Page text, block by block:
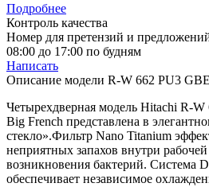
Подробнее
Контроль качества
Номер для претензий и
08:00 до 17:00 по будням
Написать
Описание модели R-W 662 PU3 GBE
Четырехдверная модель Hitachi R-
Big French представлена в
стекло».Фильтр Nano Titanium
неприятных запахов внутри
возникновения бактерий. Система
обеспечивает независимое